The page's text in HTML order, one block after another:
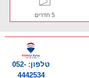
טלפון: 052-
4442534